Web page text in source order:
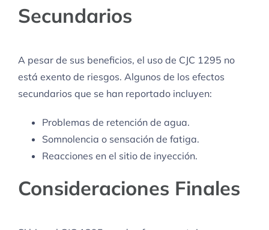
Secundarios
A pesar de sus beneficios, el uso de CJC 1295 no
está exento de riesgos. Algunos de los efectos
secundarios que se han reportado incluyen:
Problemas de retención de agua.
Somnolencia o sensación de fatiga.
Reacciones en el sitio de inyección.
Consideraciones Finales